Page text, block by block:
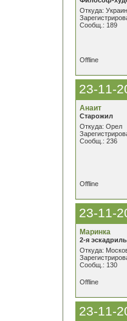
Откуда:
Сообщ.: 189
Offline
23-11-
Анаит
Старожил
Откуда: Орел
Сообщ.: 236
Offline
23-11-
Маринка
2-я
Откуда:
Сообщ.: 130
Offline
23-11-